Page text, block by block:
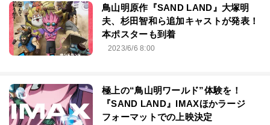
鳥山明原作『SAND LAND』大塚明
夫、杉田智和ら追加キャストが発表！
本ポスターも到着
2023/6/6 8:00
極上の“鳥山明ワールド”体験を！
『SAND LAND』IMAXほかラージ
フォーマットでの上映決定